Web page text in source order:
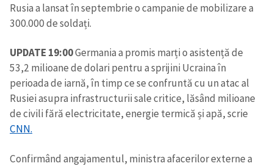
Rusia a lansat în septembrie o campanie de mobilizare a
300.000 de soldați.
UPDATE 19:00Germania a promis marți o asistență de
53,2 milioane de dolari pentru a sprijini Ucraina în
perioada de iarnă, în timp ce se confruntă cu un atac al
Rusiei asupra infrastructurii sale critice, lăsând milioane
de civili fără electricitate, energie termică și apă, scrie
CNN.
Confirmând angajamentul, ministra afacerilor externe a